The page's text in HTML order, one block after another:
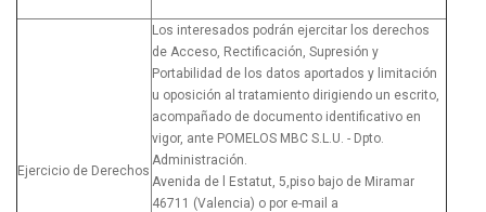
Ejercicio de Derechos
Los interesados podrán ejercitar los derechos
de Acceso, Rectificación, Supresión y
Portabilidad de los datos aportados y limitación
u oposición al tratamiento dirigiendo un escrito,
acompañado de documento identificativo en
vigor, ante POMELOS MBC S.L.U. - Dpto.
Administración.
Avenida de l Estatut, 5,piso bajo de Miramar
46711 (Valencia) o por e-mail a